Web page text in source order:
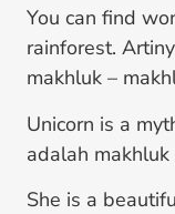
You can find
rainforest.
makhluk –
Unicorn is a
adalah makhluk
She is a